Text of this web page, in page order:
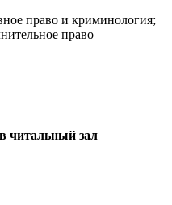
право и криминология;
право
читальный зал